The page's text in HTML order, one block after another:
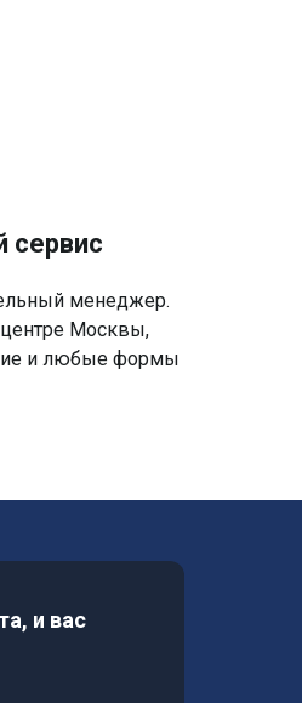
сервис
менеджер.
Москвы,
и любые формы
и вас